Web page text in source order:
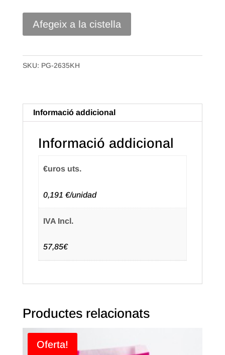
quantitat
Llis
26+12X35
Natural
Afegeix a la cistella
SKU: PG-2635KH
Informació addicional
Informació addicional
€uros uts.
0,191 €/unidad
IVA Incl.
57,85€
Productes relacionats
Oferta!